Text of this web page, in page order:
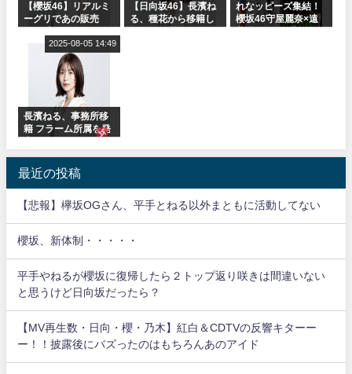
【櫻坂46】リアルミ
ーグリであの販売
Break』オフィシャ
ルグッズ解禁
【日向坂46】長濱ね
る、種花から移籍し
れなッピーズ集結！
櫻坂46守屋麗奈×遠
長濱ねる、事務所移
籍 フラーム所属を発
2025-08-05 14:49
最近の投稿
【悲報】欅坂OGさん、平手とねる以外まともに活動してない
櫻坂、新体制・・・・・
平手やねるが櫻坂に復帰したら２トップ返り咲きは間違いない
と思うけど日向坂だったら？
【MV再生数・日向・櫻・乃木】紅白＆CDTVの反響キターー
ー！！披露後にバズったのはもちろんあのアイド